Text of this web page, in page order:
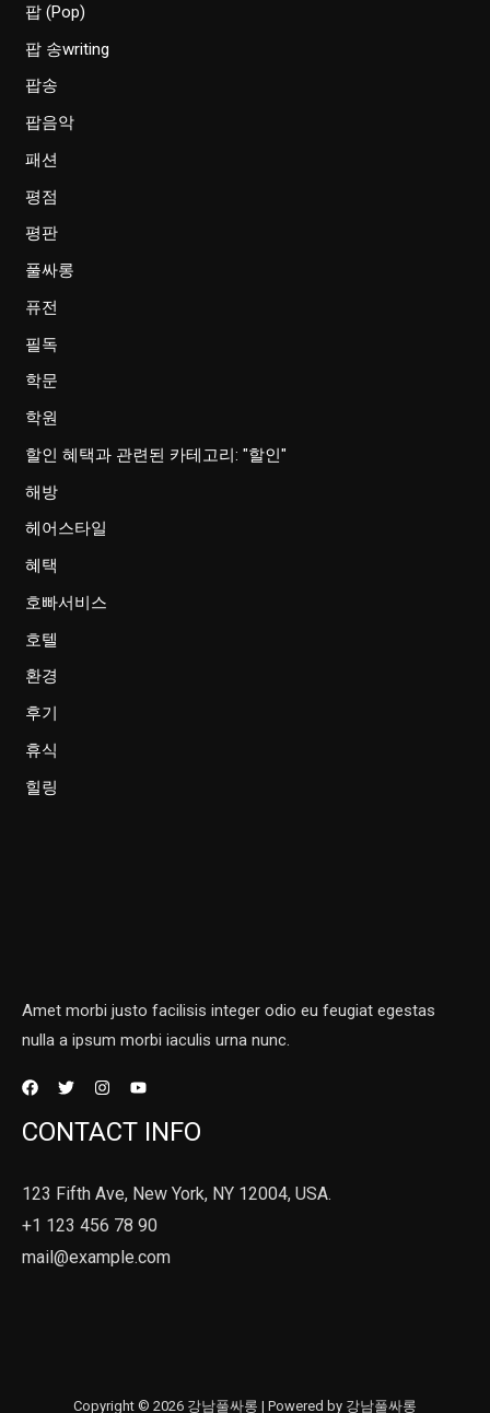
팝 (Pop)
팝 송writing
팝송
팝음악
패션
평점
평판
풀싸롱
퓨전
필독
학문
학원
할인 혜택과 관련된 카테고리: "할인"
해방
헤어스타일
혜택
호빠서비스
호텔
환경
후기
휴식
힐링
Amet morbi justo facilisis integer odio eu feugiat egestas
nulla a ipsum morbi iaculis urna nunc.
CONTACT INFO
123 Fifth Ave, New York, NY 12004, USA.
+1 123 456 78 90
mail@example.com
Copyright © 2026 강남풀싸롱 | Powered by 강남풀싸롱